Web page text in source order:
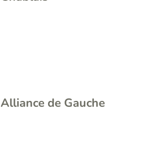
Alliance de Gauche